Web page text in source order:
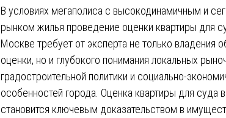
В условиях мегаполиса с высокодинамичным и
рынком жилья проведение оценки квартиры для
Москве требует от эксперта не только владения
оценки, но и глубокого понимания локальных
градостроительной политики и социально-
особенностей города. Оценка квартиры для суда
становится ключевым доказательством в